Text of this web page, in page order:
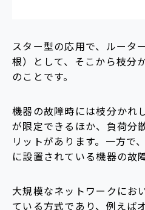
スター型の応用で、ルータ
根）として、そこから枝分
のことです。
機器の故障時には枝分かれ
が限定できるほか、負荷分
リットがあります。一方で
に設置されている機器の故
大規模なネットワークにお
ている方式であり、例えば